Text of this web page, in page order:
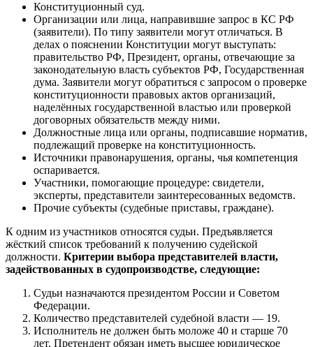
Конституционный суд.
Организации или лица, направившие запрос в КС РФ
(заявители). По типу заявители могут отличаться. В
делах о пояснении Конституции могут выступать:
правительство РФ, Президент, органы, отвечающие за
законодательную власть субъектов РФ, Государственная
дума. Заявители могут обратиться с запросом о проверке
конституционности правовых актов организаций,
наделённых государственной властью или проверкой
договорных обязательств между ними.
Должностные лица или органы, подписавшие норматив,
подлежащий проверке на конституционность.
Источники правонарушения, органы, чья компетенция
оспаривается.
Участники, помогающие процедуре: свидетели,
эксперты, представители заинтересованных ведомств.
Прочие субъекты (судебные приставы, граждане).
К одним из участников относятся судьи. Предъявляется
жёсткий список требований к получению судейской
должности. Критерии выбора представителей власти,
задействованных в судопроизводстве, следующие:
Судьи назначаются президентом России и Советом
Федерации.
Количество представителей судебной власти — 19.
Исполнитель не должен быть моложе 40 и старше 70
лет. Претендент обязан иметь высшее юридическое